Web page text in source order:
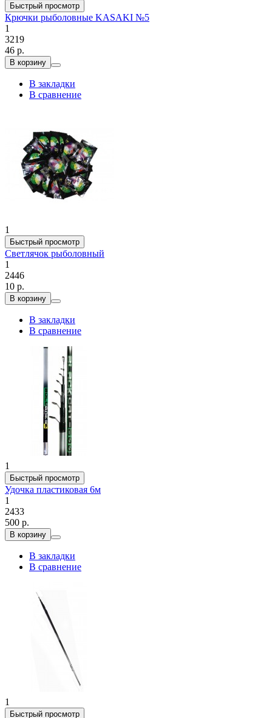
Быстрый просмотр
Крючки рыболовные KASAKI №5
1
3219
46 р.
В корзину
В закладки
В сравнение
1
Быстрый просмотр
Светлячок рыболовный
1
2446
10 р.
В корзину
В закладки
В сравнение
1
Быстрый просмотр
Удочка пластиковая 6м
1
2433
500 р.
В корзину
В закладки
В сравнение
1
Быстрый просмотр